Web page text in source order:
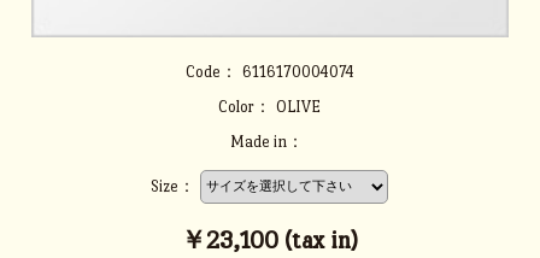
Code：
6116170004074
Color：
OLIVE
Made in：
Size：
￥23,100 (tax in)